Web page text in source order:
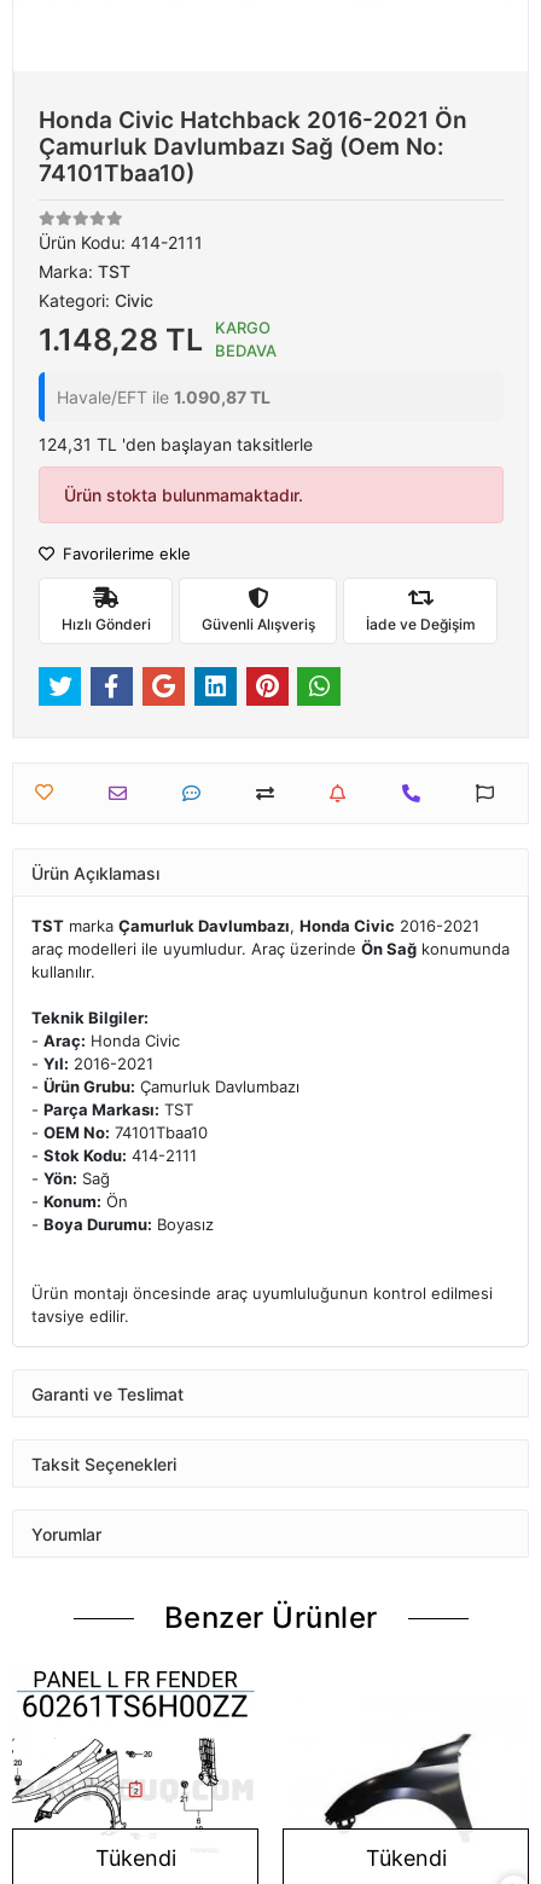
Honda Civic Hatchback 2016-2021 Ön
Çamurluk Davlumbazı Sağ (Oem No:
74101Tbaa10)
Ürün Kodu: 414-2111
Marka: TST
Kategori: Civic
1.148,28 TL
KARGO
BEDAVA
Havale/EFT ile 1.090,87 TL
124,31 TL 'den başlayan taksitlerle
Ürün stokta bulunmamaktadır.
Favorilerime ekle
Hızlı Gönderi Güvenli Alışveriş İade ve Değişim
Ürün Açıklaması
TST marka Çamurluk Davlumbazı, Honda Civic 2016-2021
araç modelleri ile uyumludur. Araç üzerinde Ön Sağ konumunda
kullanılır.
Teknik Bilgiler:
- Araç: Honda Civic
- Yıl: 2016-2021
- Ürün Grubu: Çamurluk Davlumbazı
- Parça Markası: TST
- OEM No: 74101Tbaa10
- Stok Kodu: 414-2111
- Yön: Sağ
- Konum: Ön
- Boya Durumu: Boyasız
Ürün montajı öncesinde araç uyumluluğunun kontrol edilmesi
tavsiye edilir.
Garanti ve Teslimat
Taksit Seçenekleri
Yorumlar
Benzer Ürünler
Tükendi Tükendi